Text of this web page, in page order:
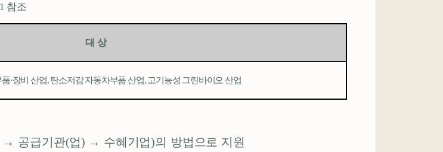
1 참조
대 상
품·장비 산업,탄소저감 자동차부품 산업, 고기능성 그린바이오 산업
→ 공급기관(업) → 수혜기업)의 방법으로 지원